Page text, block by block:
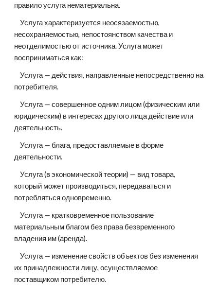
правило услуга нематериальна.
    Услуга характеризуется неосязаемостью,
несохраняемостью, непостоянством качества и
неотделимостью от источника. Услуга может
восприниматься как:
    Услуга — действия, направленные непосредственно на
потребителя.
    Услуга — совершенное одним лицом (физическим или
юридическим) в интересах другого лица действие или
деятельность.
    Услуга — блага, предоставляемые в форме
деятельности.
    Услуга (в экономической теории) — вид товара,
который может производиться, передаваться и
потребляться одновременно.
    Услуга — кратковременное пользование
материальным благом без права безвременного
владения им (аренда).
    Услуга — изменение свойств объектов без изменения
их принадлежности лицу, осуществляемое
поставщиком потребителю.